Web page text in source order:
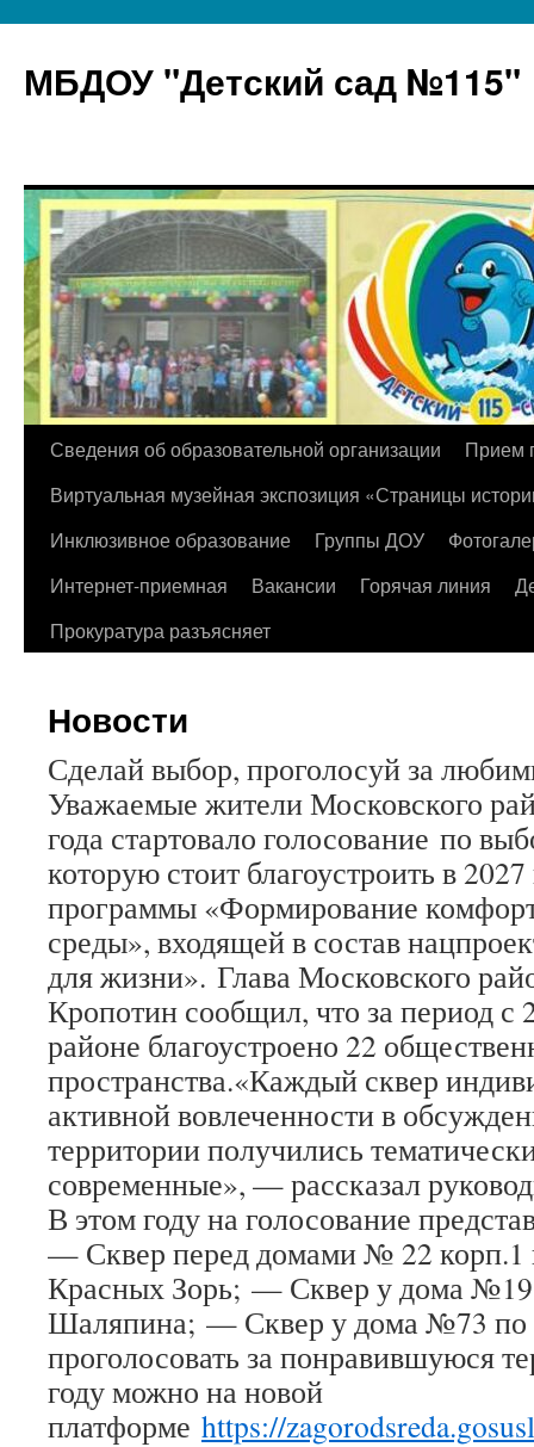
МБДОУ "Детский сад №115"
Перейти
содержимому
Сведения об образовательной организации
Прием
Виртуальная музейная экспозиция «Страницы
Инклюзивное образование
Группы ДОУ
Интернет-приемная
Вакансии Горячая линия
Прокуратура разъясняет
Новости
Сделай выбор, проголосуй за
Уважаемые жители Московского
года стартовало голосование по
которую стоит благоустроить в
программы «Формирование
среды», входящей в состав
для жизни». Глава Московского
Кропотин сообщил, что за период с
районе благоустроено 22
пространства.«Каждый сквер
активной вовлеченности в
территории получились
современные», — рассказал
В этом году на голосование
— Сквер перед домами № 22
Красных Зорь; — Сквер у дома №19
Шаляпина; — Сквер у дома №73 по
проголосовать за понравившуюся
году можно на новой
платформе https://